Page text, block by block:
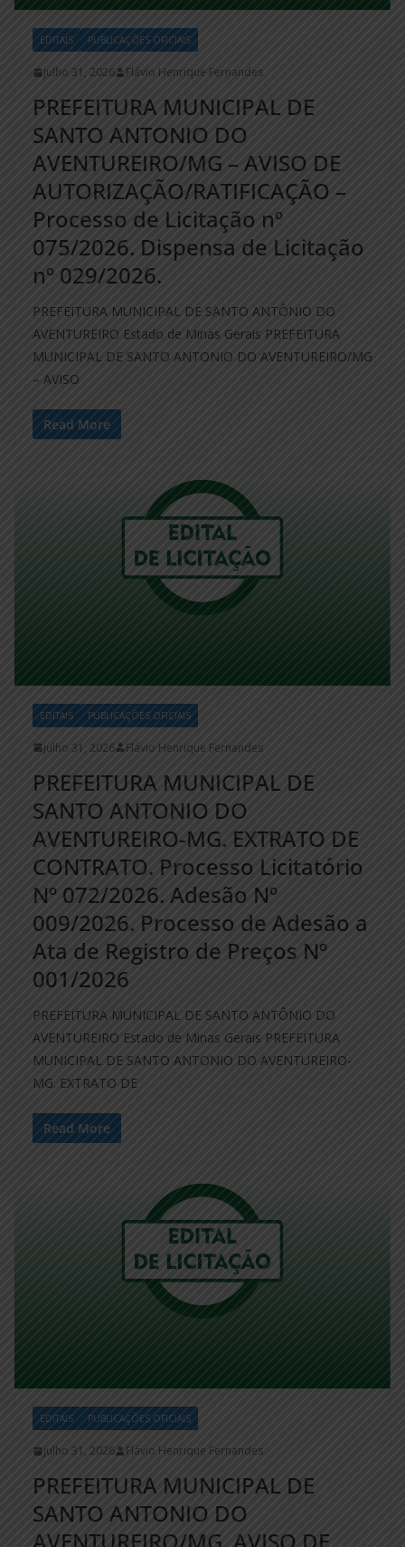
EDITAIS PUBLICAÇÕES OFICIAIS
julho 31, 2026 Flávio Henrique Fernandes
PREFEITURA MUNICIPAL DE
SANTO ANTONIO DO
AVENTUREIRO/MG – AVISO DE
AUTORIZAÇÃO/RATIFICAÇÃO –
Processo de Licitação nº
075/2026. Dispensa de Licitação
nº 029/2026.
PREFEITURA MUNICIPAL DE SANTO ANTÔNIO DO
AVENTUREIRO Estado de Minas Gerais PREFEITURA
MUNICIPAL DE SANTO ANTONIO DO AVENTUREIRO/MG
– AVISO
Read More
EDITAIS PUBLICAÇÕES OFICIAIS
julho 31, 2026 Flávio Henrique Fernandes
PREFEITURA MUNICIPAL DE
SANTO ANTONIO DO
AVENTUREIRO-MG. EXTRATO DE
CONTRATO. Processo Licitatório
Nº 072/2026. Adesão Nº
009/2026. Processo de Adesão a
Ata de Registro de Preços Nº
001/2026
PREFEITURA MUNICIPAL DE SANTO ANTÔNIO DO
AVENTUREIRO Estado de Minas Gerais PREFEITURA
MUNICIPAL DE SANTO ANTONIO DO AVENTUREIRO-
MG. EXTRATO DE
Read More
EDITAIS PUBLICAÇÕES OFICIAIS
julho 31, 2026 Flávio Henrique Fernandes
PREFEITURA MUNICIPAL DE
SANTO ANTONIO DO